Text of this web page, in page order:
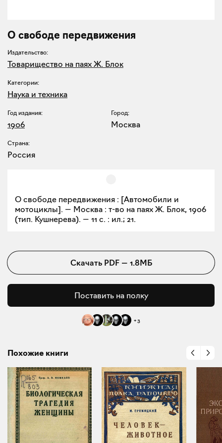
О свободе передвижения
Издательство:
Товарищество на паях Ж. Блок
Категории:
Наука и техника
Год издания:
1906
Город:
Москва
Страна:
Россия
О свободе передвижения : [Автомобили и
мотоциклы]. — Москва : т-во на паях Ж. Блок, 1906
(тип. Кушнерева). — 11 с. : ил.; 21.
Скачать PDF— 1.8МБ
Поставить на полку
+3
Похожие книги